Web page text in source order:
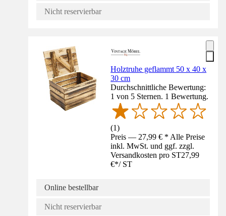
Nicht reservierbar
Holztruhe geflammt 50 x 40 x
30 cm
Durchschnittliche Bewertung:
1 von 5 Sternen. 1 Bewertung.
(1)
Preis — 27,99 € * Alle Preise
inkl. MwSt. und ggf. zzgl.
Versandkosten pro ST27,99
€*/ ST
Online bestellbar
Nicht reservierbar